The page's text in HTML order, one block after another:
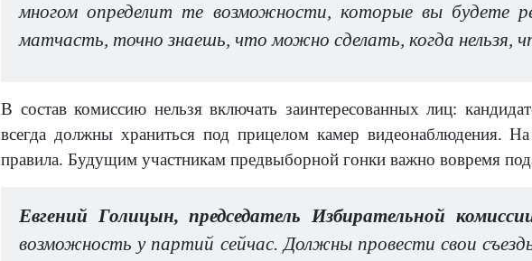
многом определит те возможности, которые вы будете
матчасть, точно знаешь, что можно сделать, когда нельзя,
В состав комиссию нельзя включать заинтересованных лиц:
всегда должны храниться под прицелом камер видеонаблюдения.
правила. Будущим участникам предвыборной гонки важно вовремя
Евгений Голицын, председатель Избирательной
возможность у партий сейчас. Должны провести свои